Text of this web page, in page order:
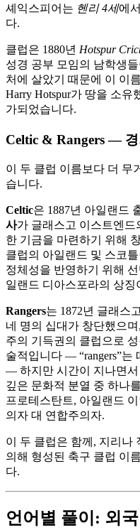
셰익스피어는 헨리 4세에
다.
클럽은 1880년 Hotspur
성경 공부 모임의 남학생
처에 살았기 때문에 이 이
Harry Hotspur가 땅을 소유
가되었습니다.
Celtic & Rangers —
이 두 클럽 이름보다 더 무
습니다.
Celtic은 1887년 아일랜드
사가 글래스고 이스트엔드
한 기금을 마련하기 위해
클럽의 아일랜드 및 스코
정체성을 반영하기 위해
일랜드 디아스포라의 상징
Rangers는 1872년 글래스
네 명의 십대가 창단했으
주의 기득권의 클럽으로
술적입니다 — “rangers”는
— 하지만 시간이 지나면서
깊은 문화적 분열 중 하나
프로테스탄트, 아일랜드
의자 대 연합주의자.
이 두 클럽은 함께, 지리나
의해 형성된 축구 클럽 이
다.
언어별 풀이: 외